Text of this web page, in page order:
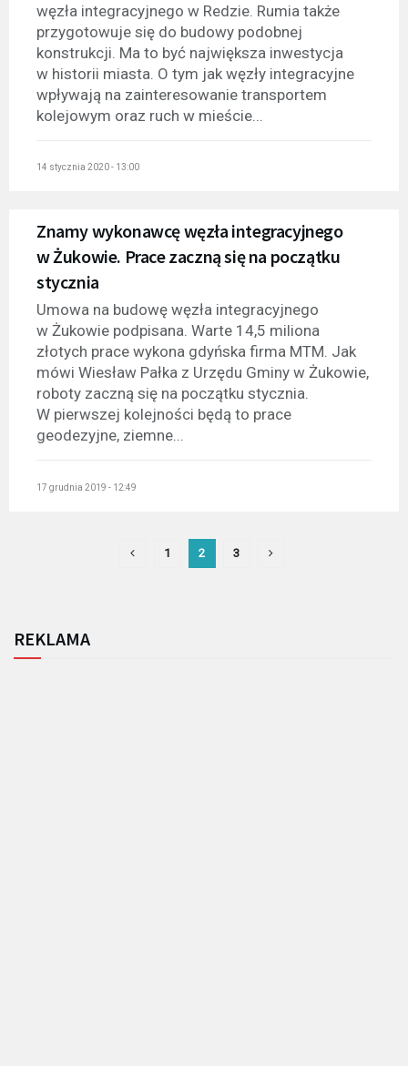
węzła integracyjnego w Redzie. Rumia także
przygotowuje się do budowy podobnej
konstrukcji. Ma to być największa inwestycja
w historii miasta. O tym jak węzły integracyjne
wpływają na zainteresowanie transportem
kolejowym oraz ruch w mieście...
14 stycznia 2020 - 13:00
Znamy wykonawcę węzła integracyjnego
w Żukowie. Prace zaczną się na początku
stycznia
Umowa na budowę węzła integracyjnego
w Żukowie podpisana. Warte 14,5 miliona
złotych prace wykona gdyńska firma MTM. Jak
mówi Wiesław Pałka z Urzędu Gminy w Żukowie,
roboty zaczną się na początku stycznia.
W pierwszej kolejności będą to prace
geodezyjne, ziemne...
17 grudnia 2019 - 12:49
1 2 3
REKLAMA